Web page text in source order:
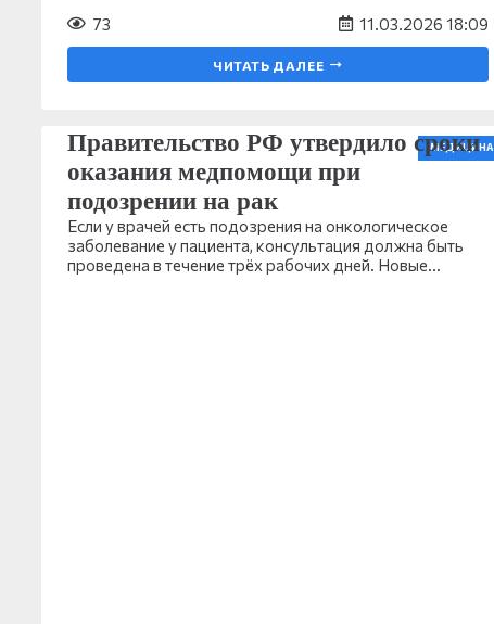
73 11.03.2026 18:09
ЧИТАТЬ ДАЛЕЕ
МЕДИЦИНА
Правительство РФ утвердило сроки
оказания медпомощи при
подозрении на рак
Если у врачей есть подозрения на онкологическое
заболевание у пациента, консультация должна быть
проведена в течение трёх рабочих дней. Новые…